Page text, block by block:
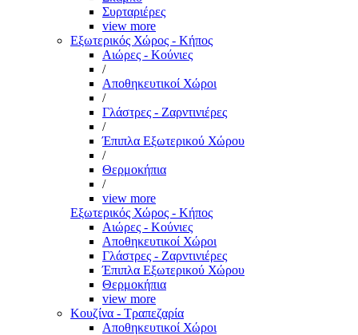
Συρταριέρες
view more
Εξωτερικός Χώρος - Κήπος
Αιώρες - Κούνιες
/
Αποθηκευτικοί Χώροι
/
Γλάστρες - Ζαρντινιέρες
/
Έπιπλα Εξωτερικού Χώρου
/
Θερμοκήπια
/
view more
Εξωτερικός Χώρος - Κήπος
Αιώρες - Κούνιες
Αποθηκευτικοί Χώροι
Γλάστρες - Ζαρντινιέρες
Έπιπλα Εξωτερικού Χώρου
Θερμοκήπια
view more
Κουζίνα - Τραπεζαρία
Αποθηκευτικοί Χώροι